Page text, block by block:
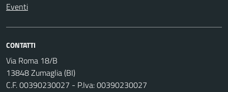
Eventi
CONTATTI
Via Roma 18/B
13848 Zumaglia (BI)
C.F. 00390230027 - P.Iva: 00390230027